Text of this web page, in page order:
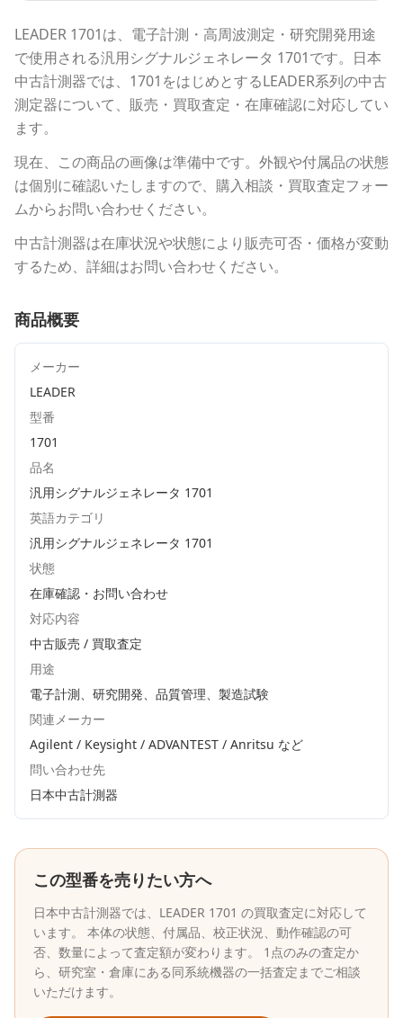
LEADER 1701は、電子計測・高周波測定・研究開発用途
で使用される汎用シグナルジェネレータ 1701です。 日本
中古計測器では、 1701 をはじめとするLEADER系列の中古
測定器について、販売・買取査定・在庫確認に対応してい
ます。
現在、この商品の画像は準備中です。外観や付属品の状態
は個別に確認いたしますので、購入相談・買取査定フォー
ムからお問い合わせください。
中古計測器は在庫状況や状態により販売可否・価格が変動
するため、詳細はお問い合わせください。
商品概要
メーカー
LEADER
型番
1701
品名
汎用シグナルジェネレータ 1701
英語カテゴリ
汎用シグナルジェネレータ 1701
状態
在庫確認・お問い合わせ
対応内容
中古販売 / 買取査定
用途
電子計測、研究開発、品質管理、製造試験
関連メーカー
Agilent / Keysight / ADVANTEST / Anritsu など
問い合わせ先
日本中古計測器
この型番を売りたい方へ
日本中古計測器では、 LEADER 1701 の買取査定に対応して
います。 本体の状態、付属品、校正状況、動作確認の可
否、数量によって査定額が変わります。 1点のみの査定か
ら、研究室・倉庫にある同系統機器の一括査定までご相談
いただけます。